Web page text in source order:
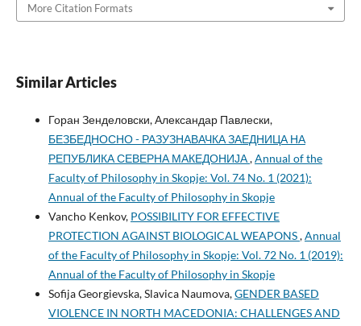
More Citation Formats
Similar Articles
Горан Зенделовски, Александар Павлески,
БЕЗБЕДНОСНО - РАЗУЗНАВАЧКА ЗАЕДНИЦА НА
РЕПУБЛИКА СЕВЕРНА МАКЕДОНИЈА,Annual of the
Faculty of Philosophy in Skopje: Vol. 74 No. 1 (2021):
Annual of the Faculty of Philosophy in Skopje
Vancho Kenkov, POSSIBILITY FOR EFFECTIVE
PROTECTION AGAINST BIOLOGICAL WEAPONS,Annual
of the Faculty of Philosophy in Skopje: Vol. 72 No. 1 (2019):
Annual of the Faculty of Philosophy in Skopje
Sofija Georgievska, Slavica Naumova,GENDER BASED
VIOLENCE IN NORTH MACEDONIA: CHALLENGES AND